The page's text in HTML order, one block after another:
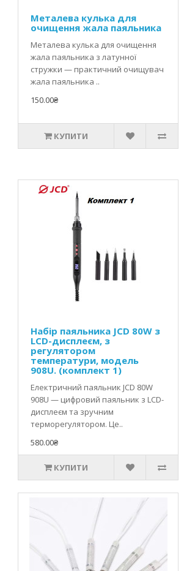
Металева кулька для
очищення жала паяльника
Металева кулька для очищення
жала паяльника з латунної
стружки — практичний очищувач
жала паяльника ..
150.00₴
КУПИТИ
Набір паяльника JCD 80W з
LCD-дисплеєм, з
регулятором
температури, модель
908U. (комплект 1)
Електричний паяльник JCD 80W
908U — цифровий паяльник з LCD-
дисплеєм та зручним
терморегулятором. Це..
580.00₴
КУПИТИ